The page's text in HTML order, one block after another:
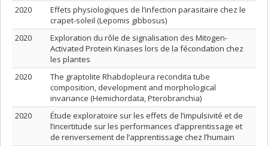
2020
Effets physiologiques de l’infection parasitaire chez le
crapet-soleil (Lepomis gibbosus)
2020
Exploration du rôle de signalisation des Mitogen-
Activated Protein Kinases lors de la fécondation chez
les plantes
2020
The graptolite Rhabdopleura recondita tube
composition, development and morphological
invariance (Hemichordata, Pterobranchia)
2020
Étude exploratoire sur les effets de l’impulsivité et de
l’incertitude sur les performances d’apprentissage et
de renversement de l’apprentissage chez l’humain